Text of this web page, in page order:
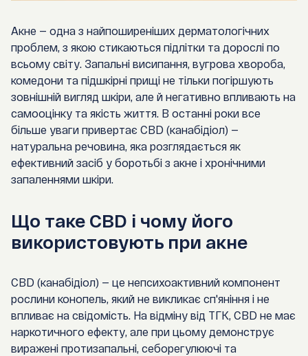
Акне — одна з найпоширеніших дерматологічних
проблем, з якою стикаються підлітки та дорослі по
всьому світу. Запальні висипання, вугрова хвороба,
комедони та підшкірні прищі не тільки погіршують
зовнішній вигляд шкіри, але й негативно впливають на
самооцінку та якість життя. В останні роки все
більше уваги привертає CBD (канабідіол) —
натуральна речовина, яка розглядається як
ефективний засіб у боротьбі з акне і хронічними
запаленнями шкіри.
Що таке CBD і чому його
використовують при акне
CBD (канабідіол) — це непсихоактивний компонент
рослини конопель, який не викликає сп'яніння і не
впливає на свідомість. На відміну від ТГК, CBD не має
наркотичного ефекту, але при цьому демонструє
виражені протизапальні, себорегулюючі та